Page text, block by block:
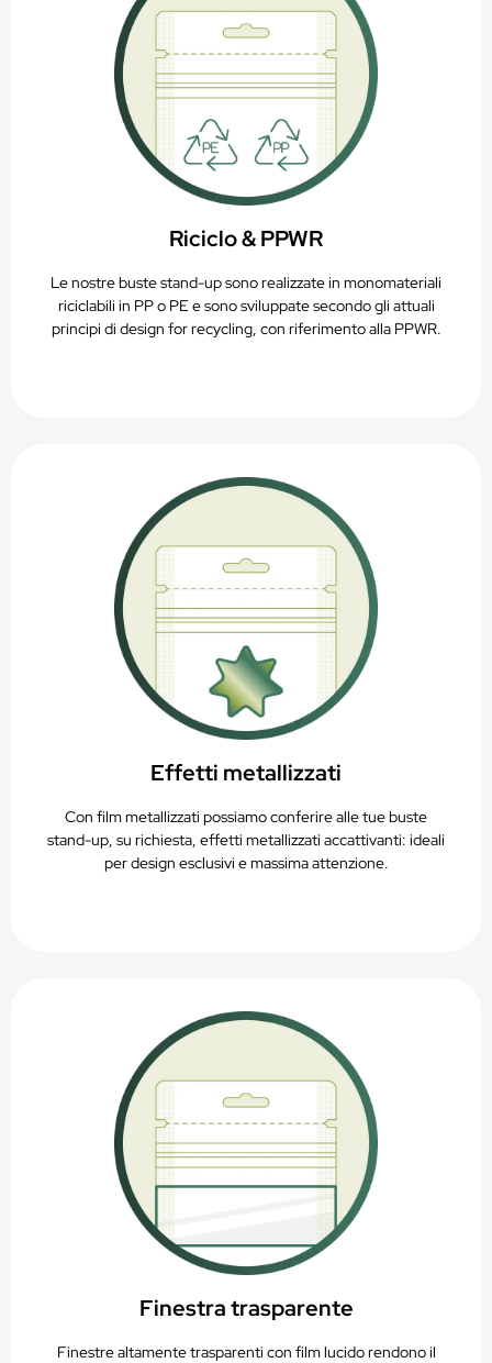
Riciclo & PPWR
Le nostre buste stand-up sono realizzate in monomateriali
riciclabili in PP o PE e sono sviluppate secondo gli attuali
principi di design for recycling, con riferimento alla PPWR.
Effetti metallizzati
Con film metallizzati possiamo conferire alle tue buste
stand-up, su richiesta, effetti metallizzati accattivanti: ideali
per design esclusivi e massima attenzione.
Finestra trasparente
Finestre altamente trasparenti con film lucido rendono il